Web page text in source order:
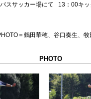
スサッカー場にて 13：00キッ
＝鶴田華穂、谷口奏生、牧
PHOTO